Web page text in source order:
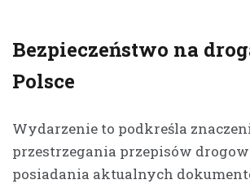
Bezpieczeństwo na
Polsce
Wydarzenie to podkreśla
przestrzegania przepisów
posiadania aktualnych